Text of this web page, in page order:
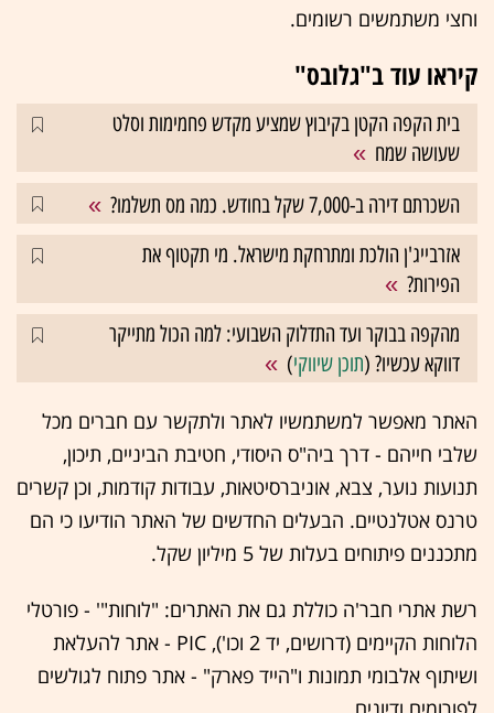
וחצי משתמשים רשומים.
קיראו עוד ב"גלובס"
בית הקפה הקטן בקיבוץ שמציע מקדש פחמימות וסלט
שעושה שמח
השכרתם דירה ב-7,000 שקל בחודש. כמה מס תשלמו?
אזרבייג'ן הולכת ומתרחקת מישראל. מי תקטוף את
הפירות?
מהקפה בבוקר ועד התדלוק השבועי: למה הכול מתייקר
דווקא עכשיו? (תוכן שיווקי)
האתר מאפשר למשתמשיו לאתר ולתקשר עם חברים מכל
שלבי חייהם - דרך ביה"ס היסודי, חטיבת הביניים, תיכון,
תנועות נוער, צבא, אוניברסיטאות, עבודות קודמות, וכן קשרים
טרנס אטלנטיים. הבעלים החדשים של האתר הודיעו כי הם
מתכננים פיתוחים בעלות של 5 מיליון שקל.
רשת אתרי חבר'ה כוללת גם את האתרים: "לוחות"' - פורטלי
הלוחות הקיימים (דרושים, יד 2 וכו'), PIC - אתר להעלאת
ושיתוף אלבומי תמונות ו"הייד פארק" - אתר פתוח לגולשים